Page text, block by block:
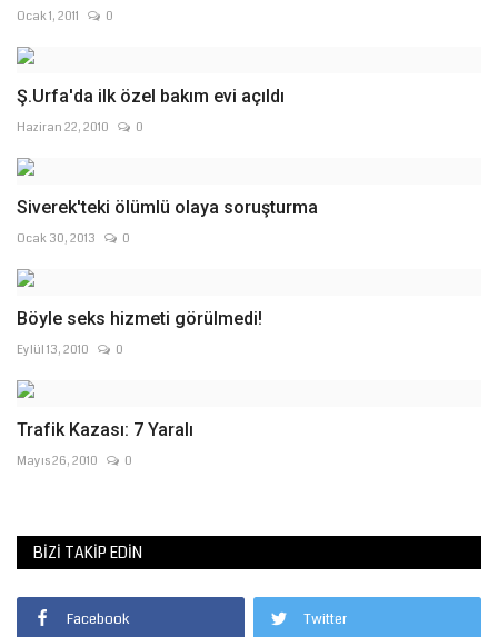
Ocak 1, 2011 0
Ş.Urfa'da ilk özel bakım evi açıldı
Haziran 22, 2010 0
Siverek'teki ölümlü olaya soruşturma
Ocak 30, 2013 0
Böyle seks hizmeti görülmedi!
Eylül 13, 2010 0
Trafik Kazası: 7 Yaralı
Mayıs 26, 2010 0
BIZI TAKIP EDIN
Facebook Twitter